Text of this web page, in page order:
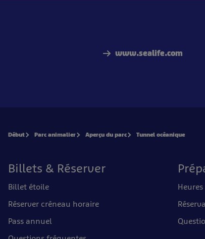
www.sealife.com
Début Parc animalier Aperçu du parc Tunnel océanique
Billets & Réserver
Billet étoile
Réserver créneau horaire
Pass annuel